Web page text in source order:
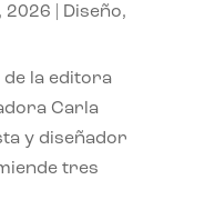
2026 Diseño,
la editora
Carla
y diseñador
tres